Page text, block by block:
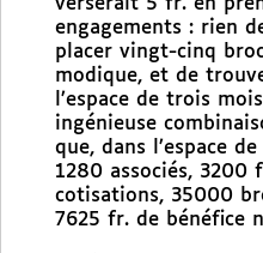
engagements : rien
placer vingt-cinq
modique, et de
l’espace de trois
ingénieuse
que, dans l’espace
1280 associés, 3200
cotisations, 35000
7625 fr. de bénéfice